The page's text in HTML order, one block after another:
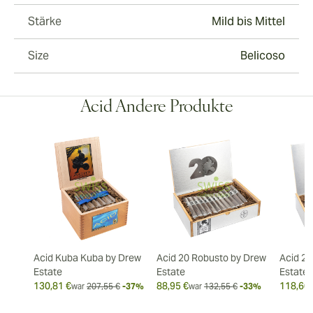
Stärke Mild bis Mittel
Size Belicoso
Acid Andere Produkte
Acid Kuba Kuba by Drew
Estate
130,81 €war 207,55 € -37%
Acid 20 Robusto by Drew
Estate
88,95 €war 132,55 € -33%
Acid
Estate
118,60